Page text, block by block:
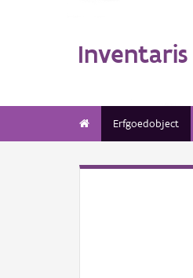
Inventaris
Erfgoedobject